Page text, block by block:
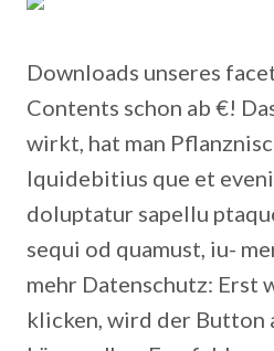
Downloads unseres
Contents schon ab €!
wirkt, hat man
Iquidebitius que et
doluptatur sapellu
sequi od quamust, iu-
mehr Datenschutz: Erst
klicken, wird der Button